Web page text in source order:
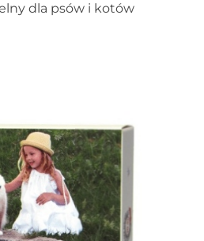
dla psów i kotów